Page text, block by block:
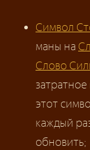
Символ
маны на
Слово
этот
каждый
обновить;